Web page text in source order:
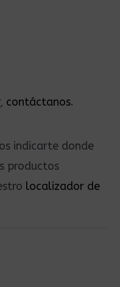
contáctanos.
indicarte donde
productos
localizador de